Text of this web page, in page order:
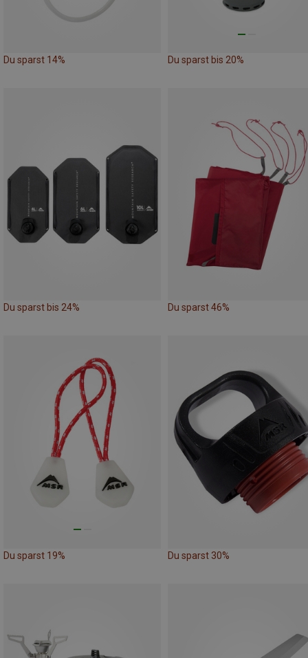
Du sparst 14% Du sparst bis 20%
Du sparst bis 24% Du sparst 46%
Du sparst 19% Du sparst 30%